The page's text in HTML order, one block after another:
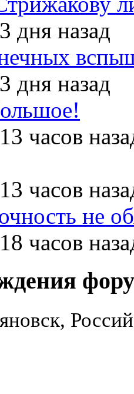
дня назад
дня назад
часов
часов
не
часов